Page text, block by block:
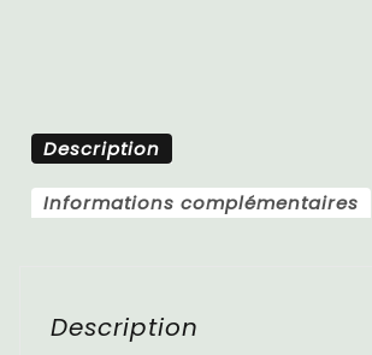
Description
Informations complémentaires
Description